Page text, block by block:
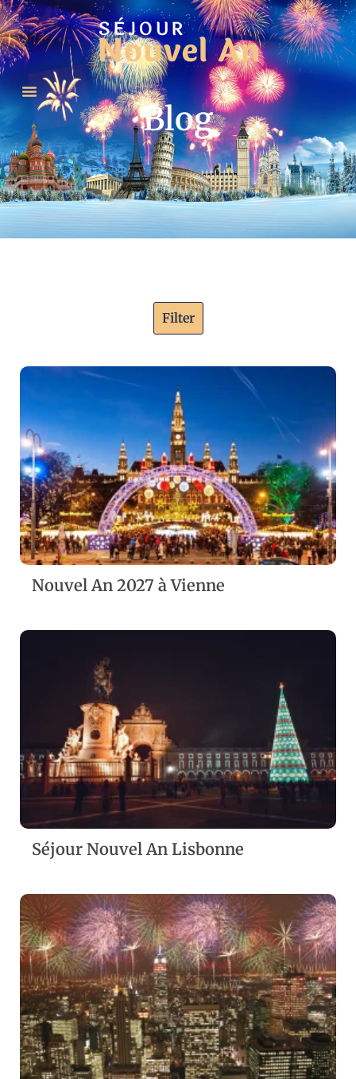
Blog
Filter
ZOOM VIEW
Nouvel An 2027 à Vienne
ZOOM
Séjour Nouvel An Lisbonne
ZOOM VIEW